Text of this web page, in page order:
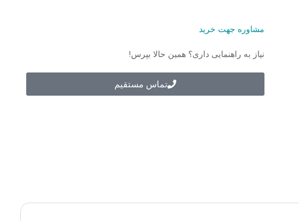
مشاوره جهت خرید
نیاز به راهنمایی داری؟ همین حالا بپرس!
تماس مستقیم